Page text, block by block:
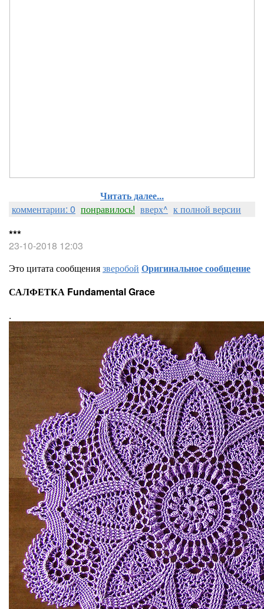
Читать далее...
комментарии: 0 понравилось! вверх^ к полной версии
***
23-10-2018 12:03
Это цитата сообщениязверобой Оригинальное сообщение
САЛФЕТКА Fundamental Grace
.